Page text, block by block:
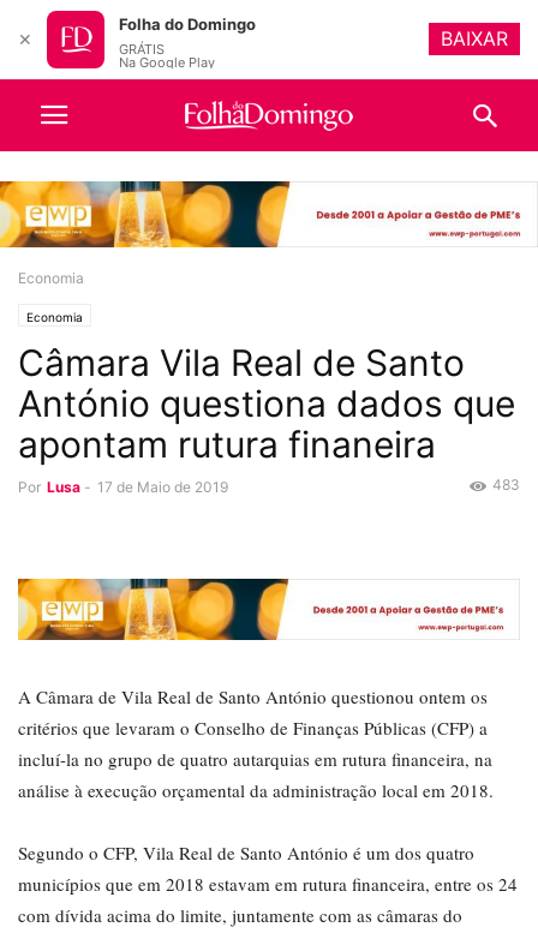
Economia
Economia
Câmara Vila Real de Santo
António questiona dados que
apontam rutura finaneira
Por Lusa - 17 de Maio de 2019 483
A Câmara de Vila Real de Santo António questionou ontem os
critérios que levaram o Conselho de Finanças Públicas (CFP) a
incluí-la no grupo de quatro autarquias em rutura financeira, na
análise à execução orçamental da administração local em 2018.
Segundo o CFP, Vila Real de Santo António é um dos quatro
municípios que em 2018 estavam em rutura financeira, entre os 24
com dívida acima do limite, juntamente com as câmaras do
✕
Folha do Domingo
GRÁTIS
Na Google Play
BAIXAR